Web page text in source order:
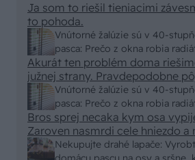
Vnútorné žalúzie sú v 40-
pasca: Prečo z okna robia
vyriešiť za pár eur?
Ja som to riešil tieniacimi
to pohoda.
Vnútorné žalúzie sú v 40-
pasca: Prečo z okna robia
vyriešiť za pár eur?
Akurát ten problém doma
južnej strany. Pravdepodobne
vonkajšieho tienenia na spôsob
250x150cm. Čínsky predajcovia
eur kus.
Nekupujte drahé lapače:
Bros sprej necaka kym osa
Zaroven nasmrdi cele hniezdo a
nic zive. Vasa pasca naucinke